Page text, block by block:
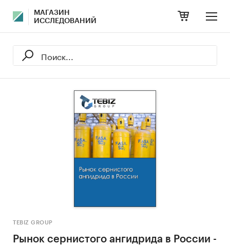
МАГАЗИН
ИССЛЕДОВАНИЙ
TEBIZ GROUP
Рынок сернистого ангидрида в России -